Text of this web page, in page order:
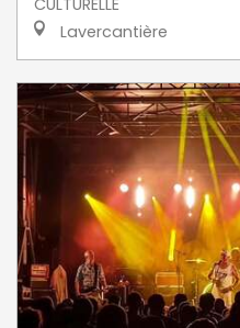
CULTURELLE
Lavercantière